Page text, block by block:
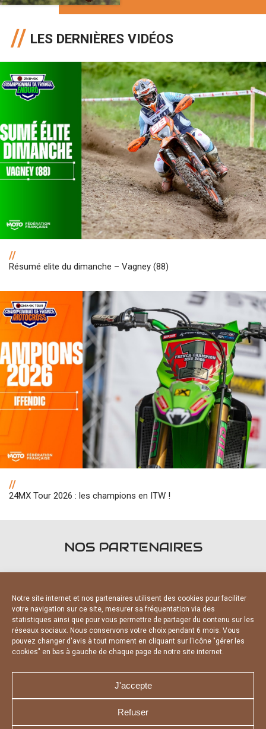
Notre site internet et nos partenaires utilisent des cookies pour faciliter
votre navigation sur ce site, mesurer sa fréquentation via des
statistiques ainsi que pour vous permettre de partager du contenu sur les
réseaux sociaux. Nous conservons votre choix pendant 6 mois. Vous
pouvez changer d'avis à tout moment en cliquant sur l'icône "gérer les
cookies" en bas à gauche de chaque page de notre site internet.
J'accepte
Refuser
LES DERNIÈRES VIDÉOS
//
Résumé elite du dimanche – Vagney (88)
//
24MX Tour 2026 : les champions en ITW !
NOS PARTENAIRES
PARTENAIRES OFFICIELS
NOUS CONTACTER MENTIONS LÉGALES